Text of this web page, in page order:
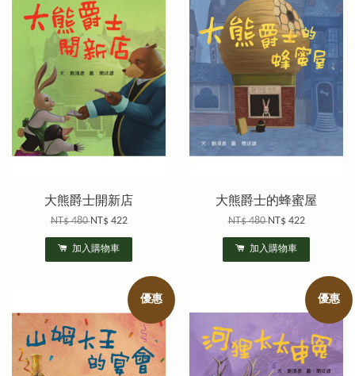
大熊爵士開新店
NT$ 480NT$ 422
加入購物車
大熊爵士的蜂蜜屋
NT$ 480NT$ 422
加入購物車
優惠 優惠